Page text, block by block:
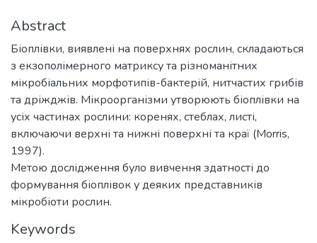
Abstract
Біоплівки, виявлені на поверхнях рослин, складаються
з екзополімерного матриксу та різноманітних
мікробіальних морфотипів-бактерій, нитчастих грибів
та дріжджів. Мікроорганізми утворюють біоплівки на
усіх частинах рослини: коренях, стеблах, листі,
включаючи верхні та нижні поверхні та краї (Morris,
1997).
Метою дослідження було вивчення здатності до
формування біоплівок у деяких представників
мікробіоти рослин.
Keywords